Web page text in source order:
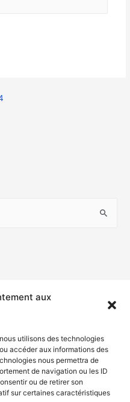
aux
utilisons des technologies
accéder aux informations des
nous permettra de
de navigation ou les ID
ou de retirer son
sur certaines caractéristiques